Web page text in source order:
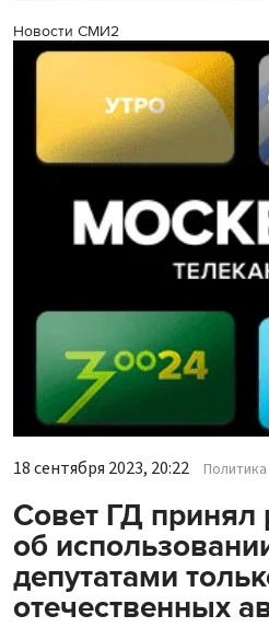
Новости СМИ2
18 сентября 2023, 20:22 Политика
Совет ГД принял
об
депутатами
отечественных